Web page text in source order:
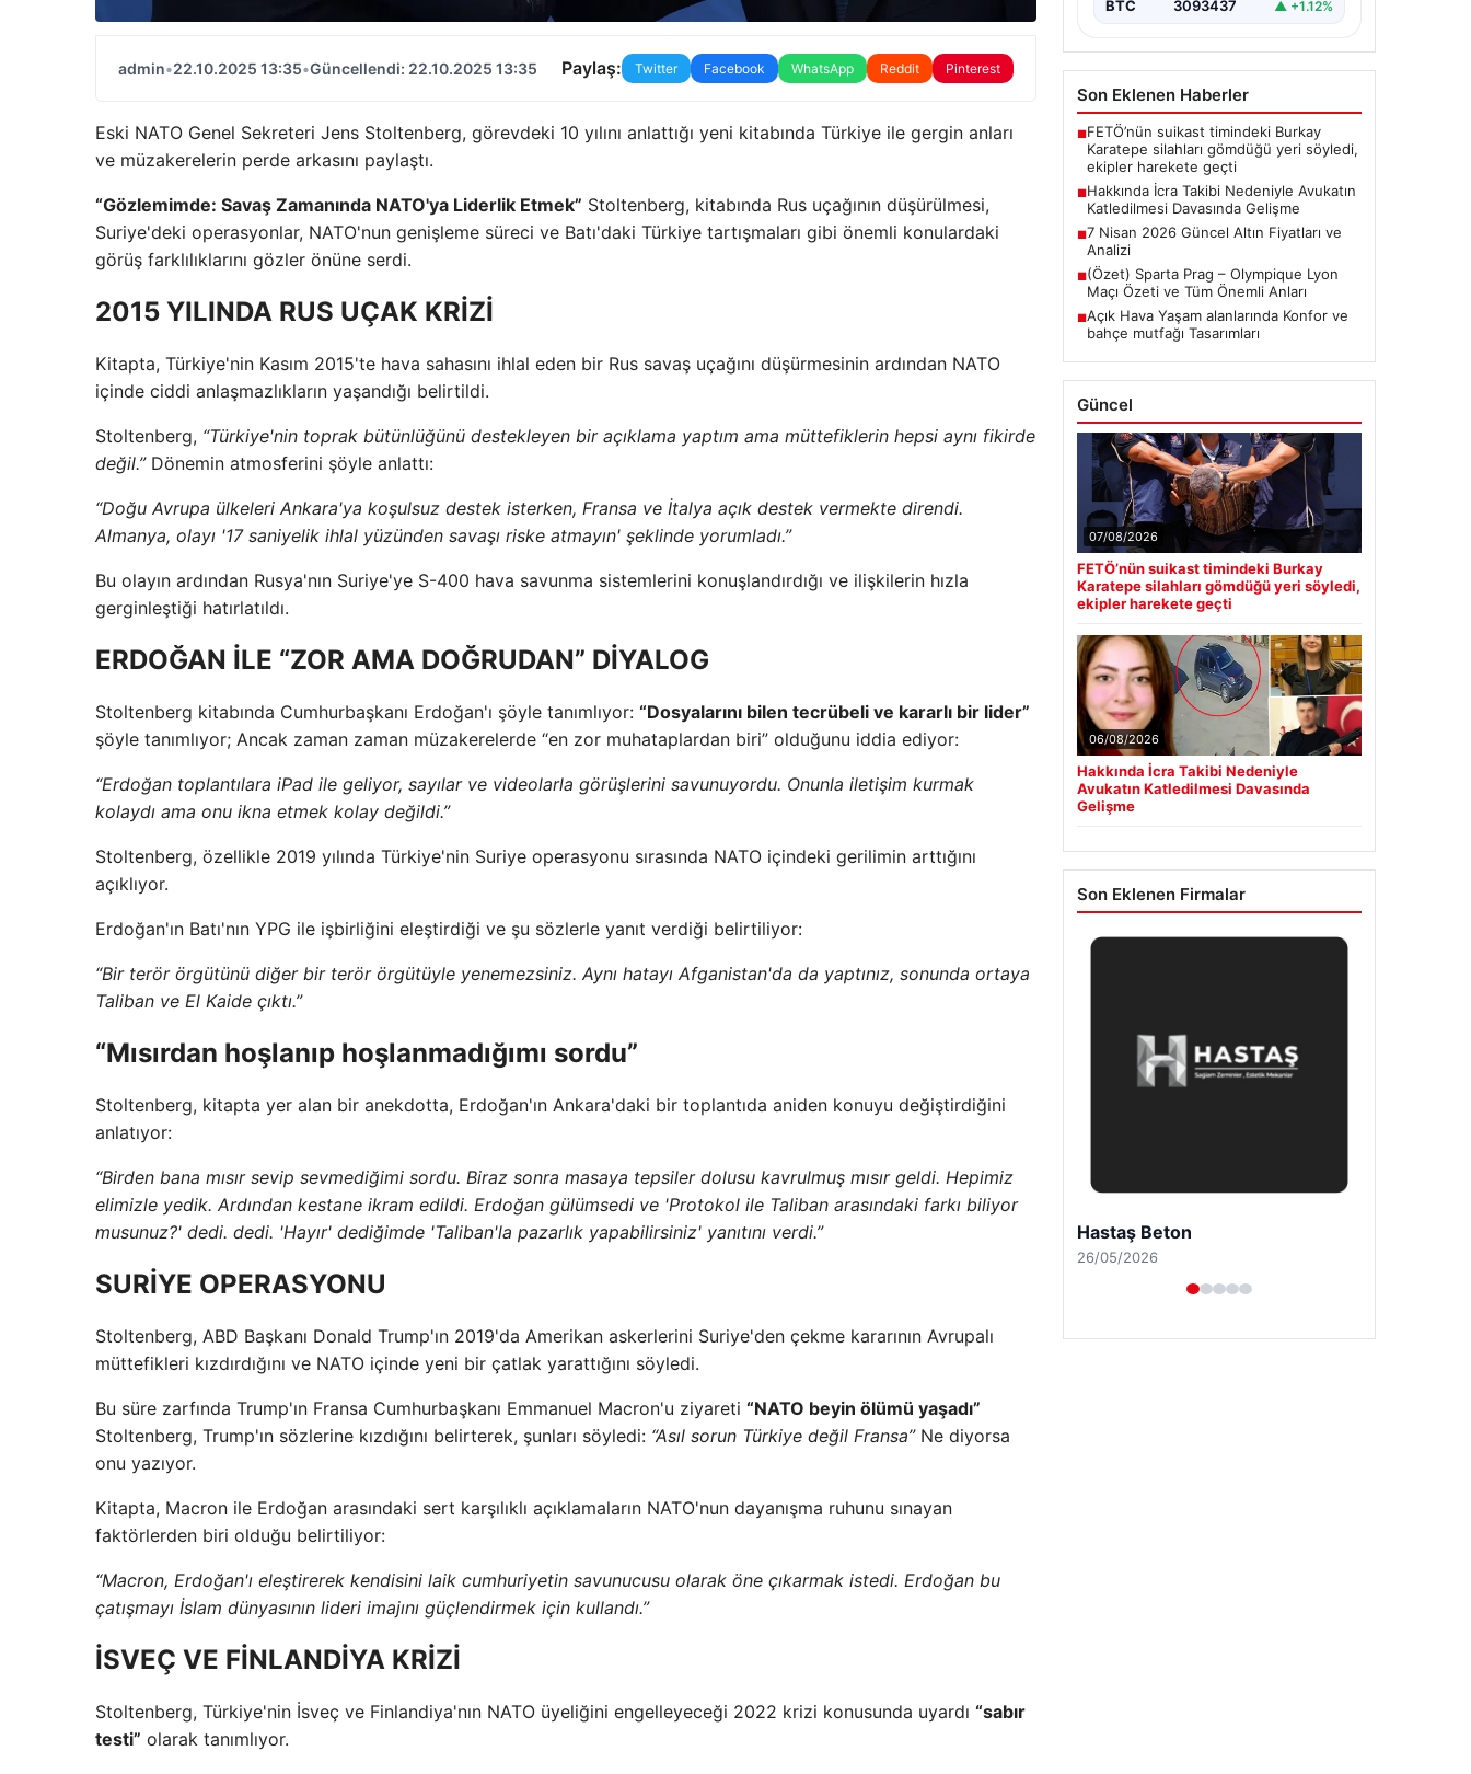
admin•22.10.2025 13:35•Güncellendi: 22.10.2025 13:35 Paylaş: Twitter Facebook WhatsApp Reddit Pinterest
Eski NATO Genel Sekreteri Jens Stoltenberg, görevdeki 10 yılını anlattığı yeni kitabında Türkiye ile gergin anları
ve müzakerelerin perde arkasını paylaştı.
“Gözlemimde: Savaş Zamanında NATO'ya Liderlik Etmek” Stoltenberg, kitabında Rus uçağının düşürülmesi,
Suriye'deki operasyonlar, NATO'nun genişleme süreci ve Batı'daki Türkiye tartışmaları gibi önemli konulardaki
görüş farklılıklarını gözler önüne serdi.
2015 YILINDA RUS UÇAK KRİZİ
Kitapta, Türkiye'nin Kasım 2015'te hava sahasını ihlal eden bir Rus savaş uçağını düşürmesinin ardından NATO
içinde ciddi anlaşmazlıkların yaşandığı belirtildi.
Stoltenberg, “Türkiye'nin toprak bütünlüğünü destekleyen bir açıklama yaptım ama müttefiklerin hepsi aynı fikirde
değil.”Dönemin atmosferini şöyle anlattı:
“Doğu Avrupa ülkeleri Ankara'ya koşulsuz destek isterken, Fransa ve İtalya açık destek vermekte direndi.
Almanya, olayı '17 saniyelik ihlal yüzünden savaşı riske atmayın' şeklinde yorumladı.”
Bu olayın ardından Rusya'nın Suriye'ye S-400 hava savunma sistemlerini konuşlandırdığı ve ilişkilerin hızla
gerginleştiği hatırlatıldı.
ERDOĞAN İLE “ZOR AMA DOĞRUDAN” DİYALOG
Stoltenberg kitabında Cumhurbaşkanı Erdoğan'ı şöyle tanımlıyor: “Dosyalarını bilen tecrübeli ve kararlı bir lider”
şöyle tanımlıyor; Ancak zaman zaman müzakerelerde “en zor muhataplardan biri” olduğunu iddia ediyor:
“Erdoğan toplantılara iPad ile geliyor, sayılar ve videolarla görüşlerini savunuyordu. Onunla iletişim kurmak
kolaydı ama onu ikna etmek kolay değildi.”
Stoltenberg, özellikle 2019 yılında Türkiye'nin Suriye operasyonu sırasında NATO içindeki gerilimin arttığını
açıklıyor.
Erdoğan'ın Batı'nın YPG ile işbirliğini eleştirdiği ve şu sözlerle yanıt verdiği belirtiliyor:
“Bir terör örgütünü diğer bir terör örgütüyle yenemezsiniz. Aynı hatayı Afganistan'da da yaptınız, sonunda ortaya
Taliban ve El Kaide çıktı.”
“Mısırdan hoşlanıp hoşlanmadığımı sordu”
Stoltenberg, kitapta yer alan bir anekdotta, Erdoğan'ın Ankara'daki bir toplantıda aniden konuyu değiştirdiğini
anlatıyor:
“Birden bana mısır sevip sevmediğimi sordu. Biraz sonra masaya tepsiler dolusu kavrulmuş mısır geldi. Hepimiz
elimizle yedik. Ardından kestane ikram edildi. Erdoğan gülümsedi ve 'Protokol ile Taliban arasındaki farkı biliyor
musunuz?' dedi. dedi. 'Hayır' dediğimde 'Taliban'la pazarlık yapabilirsiniz' yanıtını verdi.”
SURİYE OPERASYONU
Stoltenberg, ABD Başkanı Donald Trump'ın 2019'da Amerikan askerlerini Suriye'den çekme kararının Avrupalı ​​
müttefikleri kızdırdığını ve NATO içinde yeni bir çatlak yarattığını söyledi.
Bu süre zarfında Trump'ın Fransa Cumhurbaşkanı Emmanuel Macron'u ziyareti “NATO beyin ölümü yaşadı”
Stoltenberg, Trump'ın sözlerine kızdığını belirterek, şunları söyledi: “Asıl sorun Türkiye değil Fransa”Ne diyorsa
onu yazıyor.
Kitapta, Macron ile Erdoğan arasındaki sert karşılıklı açıklamaların NATO'nun dayanışma ruhunu sınayan
faktörlerden biri olduğu belirtiliyor:
“Macron, Erdoğan'ı eleştirerek kendisini laik cumhuriyetin savunucusu olarak öne çıkarmak istedi. Erdoğan bu
çatışmayı İslam dünyasının lideri imajını güçlendirmek için kullandı.”
İSVEÇ VE FİNLANDİYA KRİZİ
Stoltenberg, Türkiye'nin İsveç ve Finlandiya'nın NATO üyeliğini engelleyeceği 2022 krizi konusunda uyardı “sabır
testi” olarak tanımlıyor.
BTC 3093437 ▲ +1.12%
Son Eklenen Haberler
■FETÖ’nün suikast timindeki Burkay
Karatepe silahları gömdüğü yeri söyledi,
ekipler harekete geçti
■Hakkında İcra Takibi Nedeniyle Avukatın
Katledilmesi Davasında Gelişme
■7 Nisan 2026 Güncel Altın Fiyatları ve
Analizi
■(Özet) Sparta Prag – Olympique Lyon
Maçı Özeti ve Tüm Önemli Anları
■Açık Hava Yaşam alanlarında Konfor ve
bahçe mutfağı Tasarımları
Güncel
07/08/2026
FETÖ’nün suikast timindeki Burkay
Karatepe silahları gömdüğü yeri söyledi,
ekipler harekete geçti
06/08/2026
Hakkında İcra Takibi Nedeniyle
Avukatın Katledilmesi Davasında
Gelişme
Son Eklenen Firmalar
Enes Kaplan Avukatlık Bürosu
28/04/2026